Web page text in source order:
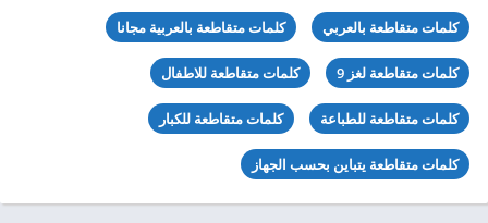
كلمات متقاطعة بالعربي كلمات متقاطعة بالعربية مجانا
كلمات متقاطعة لغز 9 كلمات متقاطعة للاطفال
كلمات متقاطعة للطباعة كلمات متقاطعة للكبار
كلمات متقاطعة يتباين بحسب الجهاز